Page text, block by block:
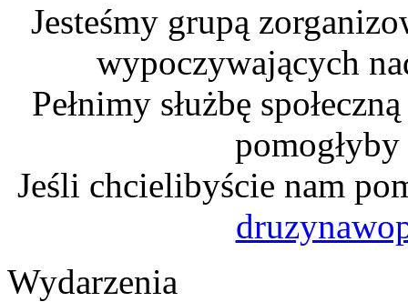
Jesteśmy grupą
wypoczywających
Pełnimy służbę
Jeśli chcielibyście nam
Wydarzenia